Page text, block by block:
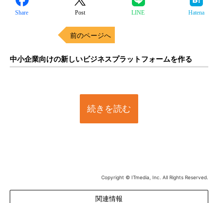
Share Post LINE Hatena
前のページへ
中小企業向けの新しいビジネスプラットフォームを作る
続きを読む
Copyright © ITmedia, Inc. All Rights Reserved.
関連情報